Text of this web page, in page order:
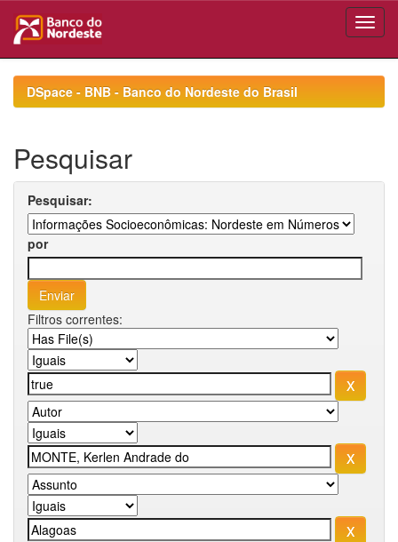
navigationDSpace - BNB - Banco do Nordeste do Brasil
Pesquisar
Pesquisar:
por
Filtros correntes: